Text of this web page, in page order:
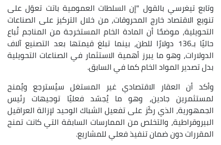
وتابع تيغرسي بالقول "إن السلطات العمومية باتت تعوّل على
تنويع الاقتصاد خارج المحروقات، من خلال التركيز على الصناعات
التحويلية، موضحًا أن المادة الخام المستخرجة من المناجم تُباع
حاليًا بـ136 دولارًا للطن، بينما تبلغ قيمتها بعد التصنيع آلاف
الدولارات، وهو ما يبرز أهمية الاستثمار في الصناعات التحويلية
بدل تصدير المواد الخام كما في السابق.
وأكد أن العقار الاقتصادي غير المستغل سيُسترجع ويُمنح
لمستثمرين جادين، وهو ما يُجسّد فعليًا توجيهات رئيس
الجمهورية، الذي ركّز على تفعيل الشباك الوحيد لإزالة العراقيل
البيروقراطية، والتخلص من الممارسات السابقة التي كانت تمنح
المقررات دون ضمان تنفيذ فعلي للمشاريع.